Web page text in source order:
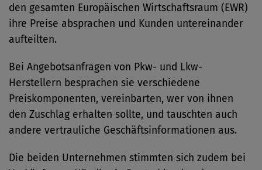
den gesamten Europäischen Wirtschaftsraum (EWR)
ihre Preise absprachen und Kunden untereinander
aufteilten.
Bei Angebotsanfragen von Pkw- und Lkw-
Herstellern besprachen sie verschiedene
Preiskomponenten, vereinbarten, wer von ihnen
den Zuschlag erhalten sollte, und tauschten auch
andere vertrauliche Geschäftsinformationen aus.
Die beiden Unternehmen stimmten sich zudem bei